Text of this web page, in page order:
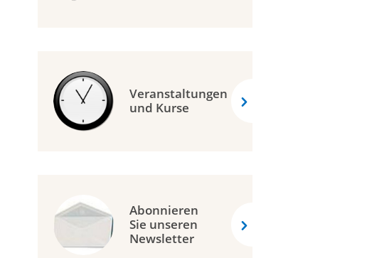
Veranstaltungen
und Kurse
Abonnieren
Sie unseren
Newsletter